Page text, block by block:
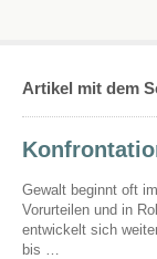
Artikel mit dem
Gewalt beginnt oft
Vorurteilen und in
entwickelt sich
bis …